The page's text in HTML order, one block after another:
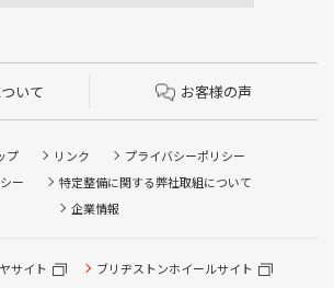
いて お客様の声
プ リンク
プライバシーポリシー
ー
特定整備に関する弊社取組について
企業情報
サイト
ブリヂストンホイールサイト
全点検/タイヤ履き替え/オイル交換/その他